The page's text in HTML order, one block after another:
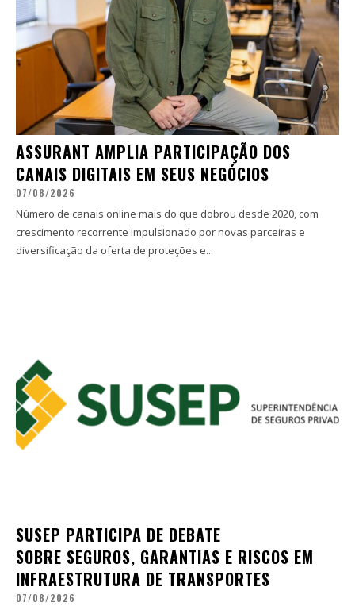
ASSURANT AMPLIA PARTICIPAÇÃO DOS
CANAIS DIGITAIS EM SEUS NEGÓCIOS
07/08/2026
Número de canais online mais do que dobrou desde 2020, com
crescimento recorrente impulsionado por novas parceiras e
diversificação da oferta de proteções e...
SUSEP PARTICIPA DE DEBATE
SOBRE SEGUROS, GARANTIAS E RISCOS EM
INFRAESTRUTURA DE TRANSPORTES
07/08/2026